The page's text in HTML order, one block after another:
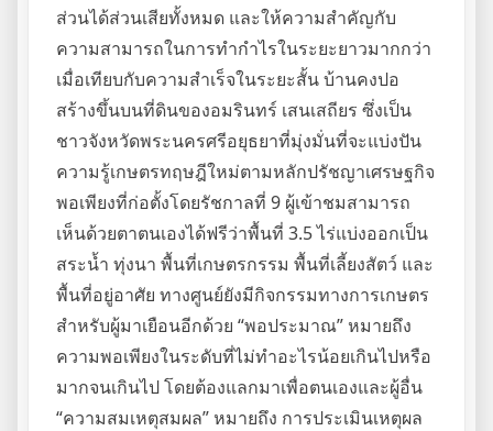
ส่วนได้ส่วนเสียทั้งหมด และให้ความสำคัญกับ
ความสามารถในการทำกำไรในระยะยาวมากกว่า
เมื่อเทียบกับความสำเร็จในระยะสั้น บ้านคงปอ
สร้างขึ้นบนที่ดินของอมรินทร์ เสนเสถียร ซึ่งเป็น
ชาวจังหวัดพระนครศรีอยุธยาที่มุ่งมั่นที่จะแบ่งปัน
ความรู้เกษตรทฤษฎีใหม่ตามหลักปรัชญาเศรษฐกิจ
พอเพียงที่ก่อตั้งโดยรัชกาลที่ 9 ผู้เข้าชมสามารถ
เห็นด้วยตาตนเองได้ฟรีว่าพื้นที่ 3.5 ไร่แบ่งออกเป็น
สระน้ำ ทุ่งนา พื้นที่เกษตรกรรม พื้นที่เลี้ยงสัตว์ และ
พื้นที่อยู่อาศัย ทางศูนย์ยังมีกิจกรรมทางการเกษตร
สำหรับผู้มาเยือนอีกด้วย “พอประมาณ” หมายถึง
ความพอเพียงในระดับที่ไม่ทำอะไรน้อยเกินไปหรือ
มากจนเกินไป โดยต้องแลกมาเพื่อตนเองและผู้อื่น
“ความสมเหตุสมผล” หมายถึง การประเมินเหตุผล